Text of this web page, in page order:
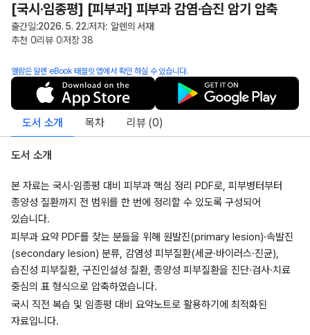
[국시·임종평] [피부과] 피부과 감염·습진 암기 압축
출간일:2026. 5. 22.저자: 알렌의 서재
추천 0리뷰 0저장38
열람은 알렌 eBook 태블릿 앱에서 확인 하실 수 있습니다.
도서 소개 목차 리뷰 (0)
도서 소개
본 자료는 국시·임종평 대비 피부과 핵심 정리 PDF로, 피부병터부터
종양성 질환까지 전 범위를 한 번에 정리할 수 있도록 구성되어
있습니다.
피부과 요약 PDF를 찾는 분들을 위해 원발진(primary lesion)·속발진
(secondary lesion) 분류, 감염성 피부질환(세균·바이러스·진균),
습진성 피부질환, 구진인설성 질환, 종양성 피부질환을 진단·검사·치료
중심의 표 형식으로 압축하였습니다.
국시 직전 복습 및 임종평 대비 요약노트로 활용하기에 최적화된
자료입니다.